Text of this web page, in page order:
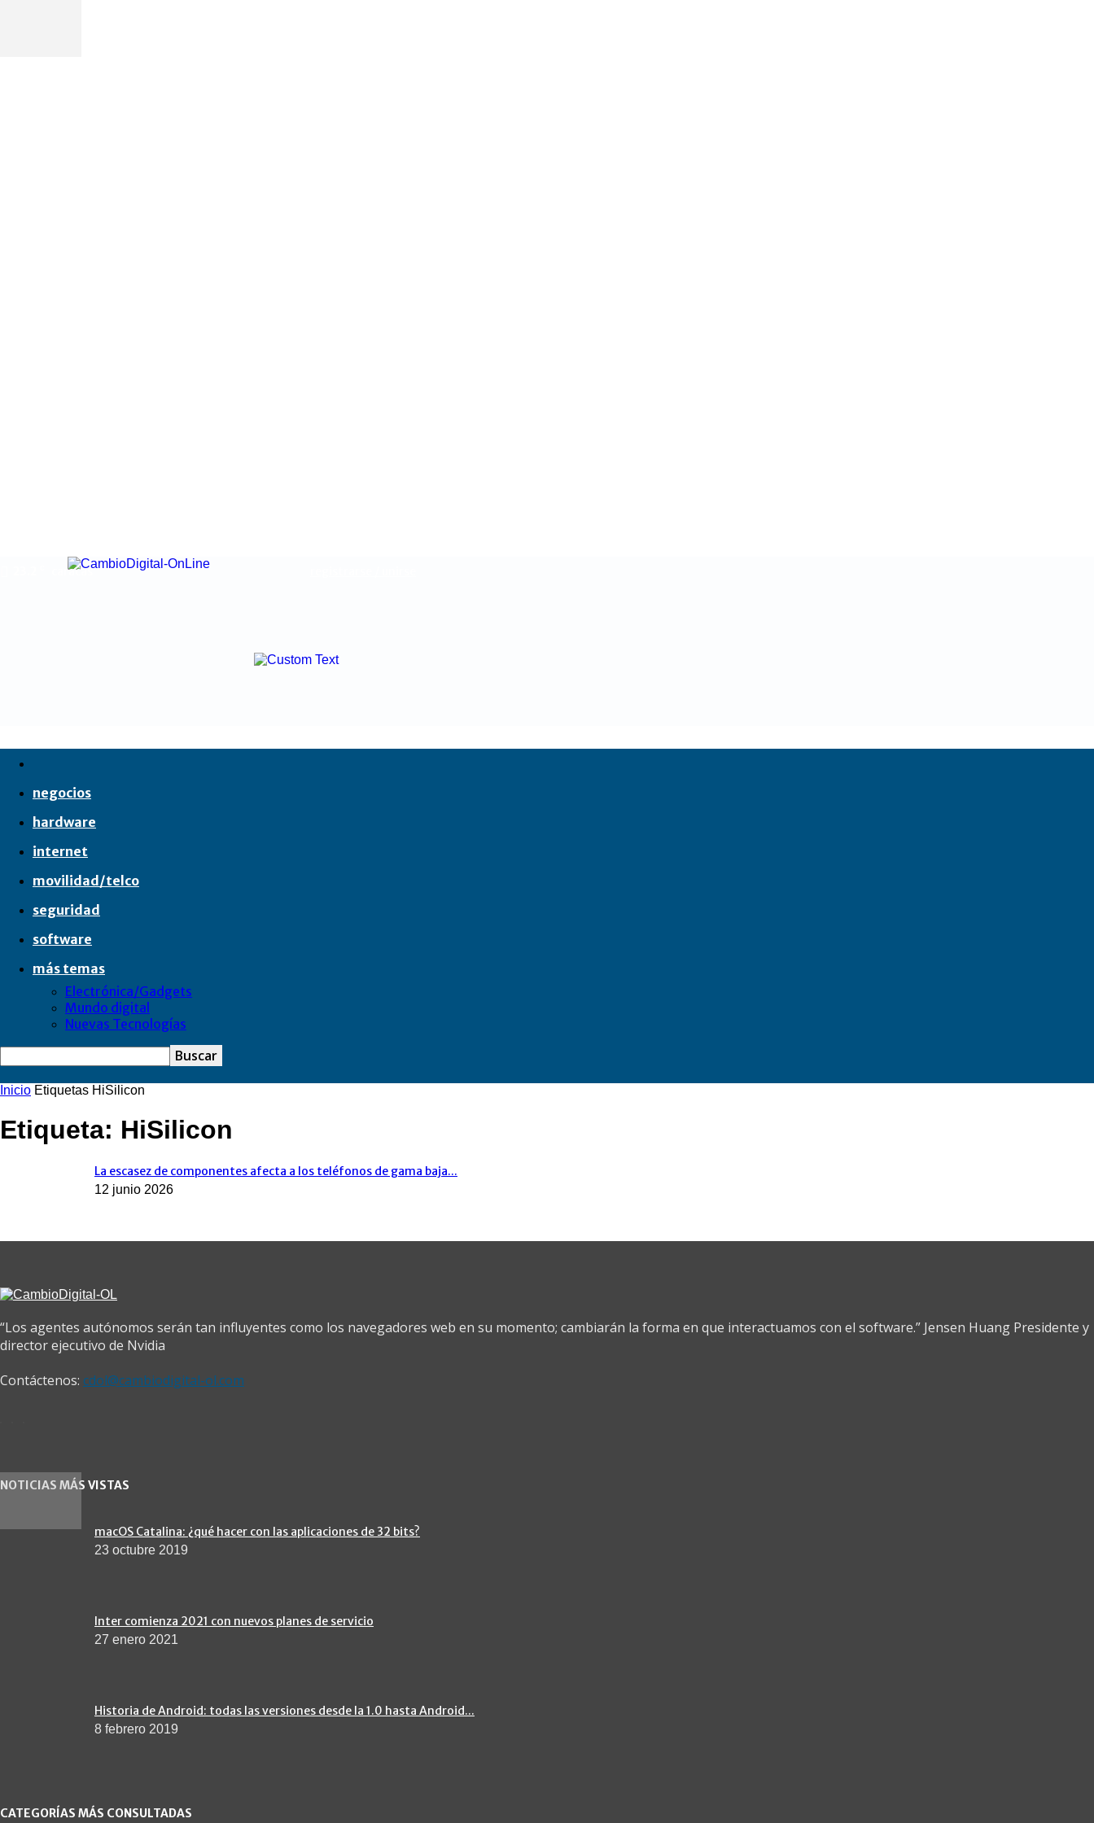
caracas
negocios
hardware
internet
movilidad/telco
seguridad
software
más temas
Electrónica/Gadgets
Mundo digital
Nuevas Tecnologías
Inicio Etiquetas HiSilicon
Etiqueta: HiSilicon
La escasez de componentes afecta a los teléfonos de gama baja...
12 junio 2026
“Los agentes autónomos serán tan influyentes como los navegadores web en su momento; cambiarán la forma en que interactuamos con el software.” Jensen Huang Presidente y
director ejecutivo de Nvidia
Contáctenos: cdol@cambiodigital-ol.com
NOTICIAS MÁS VISTAS
macOS Catalina: ¿qué hacer con las aplicaciones de 32 bits?
23 octubre 2019
Inter comienza 2021 con nuevos planes de servicio
27 enero 2021
Historia de Android: todas las versiones desde la 1.0 hasta Android...
8 febrero 2019
CATEGORÍAS MÁS CONSULTADAS